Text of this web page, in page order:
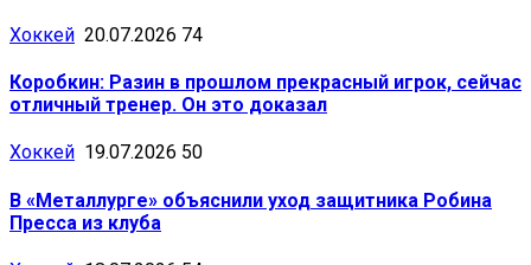
Хоккей 20.07.2026 74
Коробкин: Разин в прошлом прекрасный игрок, сейчас
отличный тренер. Он это доказал
Хоккей 19.07.2026 50
В «Металлурге» объяснили уход защитника Робина
Пресса из клуба